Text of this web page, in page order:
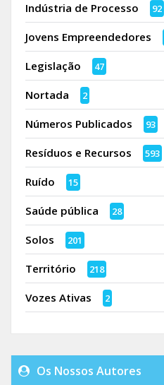
Indústria de Processo 92
Jovens Empreendedores
Legislação 47
Nortada 2
Números Publicados 93
Resíduos e Recursos 593
Ruído 15
Saúde pública 28
Solos 201
Território 218
Vozes Ativas 2
Os Nossos Autores